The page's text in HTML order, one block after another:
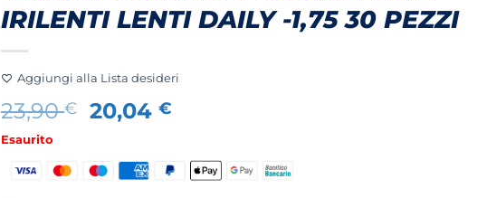
IRILENTI LENTI DAILY -1,75 30 PEZZI
Aggiungi alla Lista desideri
23,90€
Il
era:
20,04€
attuale
è:
Esaurito